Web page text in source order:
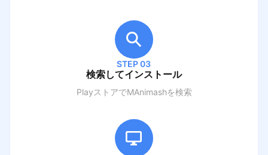
STEP 03
検索してインストール
PlayストアでMAnimashを検索